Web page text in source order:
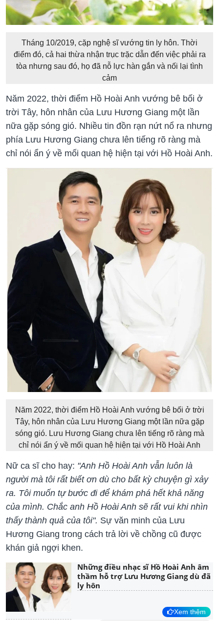
Tháng 10/2019, cặp nghệ sĩ vướng tin ly hôn. Thời
điểm đó, cả hai thừa nhận trục trặc dẫn đến việc phải ra
tòa nhưng sau đó, họ đã nỗ lực hàn gắn và nối lại tình
cảm
Năm 2022, thời điểm Hồ Hoài Anh vướng bê bối ở
trời Tây, hôn nhân của Lưu Hương Giang một lần
nữa gặp sóng gió. Nhiều tin đồn rạn nứt nổ ra nhưng
phía Lưu Hương Giang chưa lên tiếng rõ ràng mà
chỉ nói ẩn ý về mối quan hệ hiện tại với Hồ Hoài Anh.
Năm 2022, thời điểm Hồ Hoài Anh vướng bê bối ở trời
Tây, hôn nhân của Lưu Hương Giang một lần nữa gặp
sóng gió. Lưu Hương Giang chưa lên tiếng rõ ràng mà
chỉ nói ẩn ý về mối quan hệ hiện tại với Hồ Hoài Anh
Nữ ca sĩ cho hay: "Anh Hồ Hoài Anh vẫn luôn là
người mà tôi rất biết ơn dù cho bất kỳ chuyện gì xảy
ra. Tôi muốn tự bước đi để khám phá hết khả năng
của mình. Chắc anh Hồ Hoài Anh sẽ rất vui khi nhìn
thấy thành quả của tôi". Sự văn minh của Lưu
Hương Giang trong cách trả lời về chồng cũ được
khán giả ngợi khen.
Những điều nhạc sĩ Hồ Hoài Anh âm
thầm hỗ trợ Lưu Hương Giang dù đã
ly hôn
Xem thêm